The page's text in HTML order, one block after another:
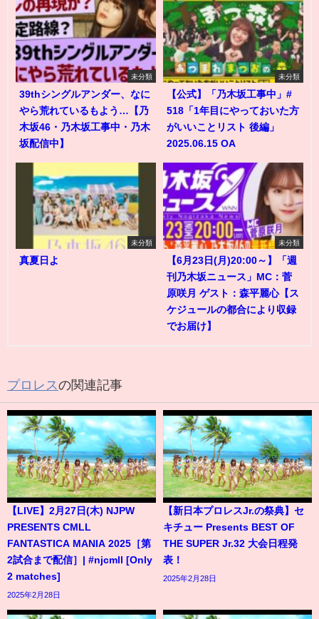
未分類
39thシングルアンダー、なに
やら荒れているもよう…【乃
木坂46・乃木坂工事中・乃木
坂配信中】
未分類
【公式】「乃木坂工事中」#
518「1年目にやっておいた方
がいいことリスト 後編」
2025.06.15 OA
未分類
真夏日よ
未分類
【6月23日(月)20:00～】「週
刊乃木坂ニュース」MC：菅
原咲月 ゲスト：森平麗心【ス
ケジュールの都合により収録
でお届け】
プロレスの関連記事
【LIVE】2月27日(木) NJPW
PRESENTS CMLL
FANTASTICA MANIA 2025［第
2試合まで配信］| #njcmll [Only
2 matches]
2025年2月28日
【新日本プロレスJr.の祭典】セ
キチュー Presents BEST OF
THE SUPER Jr.32 大会日程発
表！
2025年2月28日